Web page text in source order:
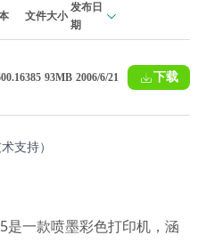
文件大小
发布日
期
93MB 2006/6/21 下载
支持）
一款喷墨彩色打印机，涵